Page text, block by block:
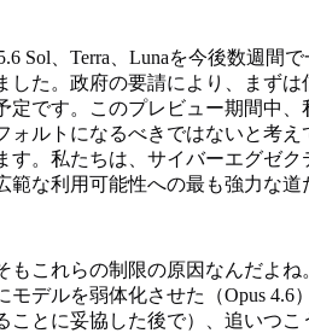
Sol、Terra、Lunaを今後数週
た。政府の要請により、まず
です。このプレビュー期間中
ォルトになるべきではないと考
。私たちは、サイバーエグゼ
な利用可能性への最も強力な
もこれらの制限の原因なんだよ
デルを弱体化させた（Opus
とに妥協した後で）、追いつ